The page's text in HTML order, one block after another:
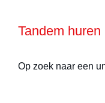
Tandem
Op zoek naar een